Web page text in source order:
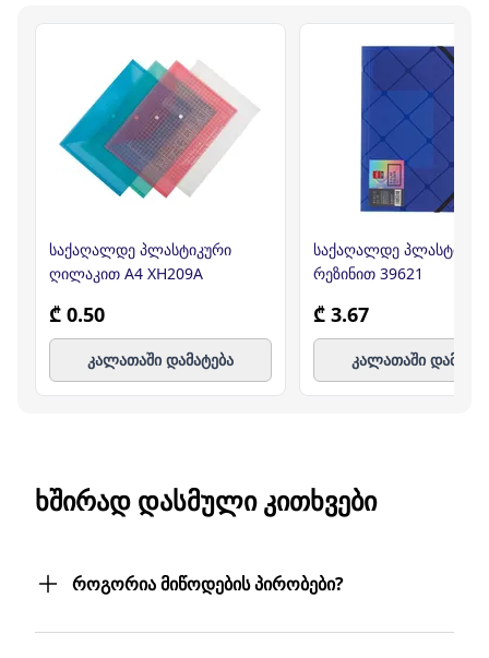
საქაღალდე პლასტიკური
ღილაკით A4 XH209A
₾ 0.50
კალათაში დამატება
საქაღალდე
რეზინით 39621
₾ 3.67
კალათაში
ᲮᲨᲘᲠᲐᲓ ᲓᲐᲡᲛᲣᲚᲘ ᲙᲘᲗᲮᲕᲔᲑᲘ
როგორია მიწოდების პირობები?